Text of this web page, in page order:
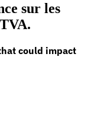
sur les
could impact